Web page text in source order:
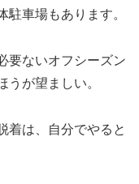
車場もあります。
要ないオフシーズン
うが望ましい。
着は、自分でやると